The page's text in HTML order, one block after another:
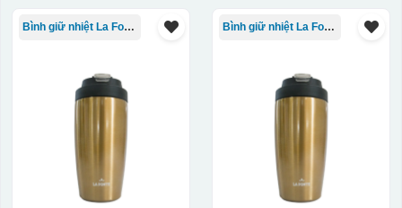
cho vị trí logo cân đối phù hợp, sau đó dùng miếng nhựa
Bình giữ nhiệt La Fonte Bình giữ nhiệt La Fonte